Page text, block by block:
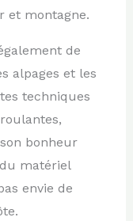
et montagne.
de
alpages et les
techniques
bonheur
matériel
envie de